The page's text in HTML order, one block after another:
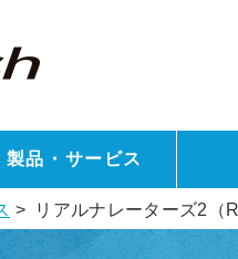
製品・サービス
> リアルナレーターズ2（